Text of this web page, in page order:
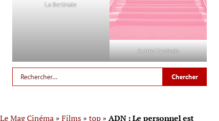
La Berlinale
Autres Festivals
Le Mag Cinéma » Films » top » ADN : Le personnel est